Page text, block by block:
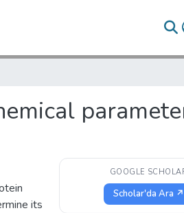
its
GOOGLE
Scholar'da Ara ↗